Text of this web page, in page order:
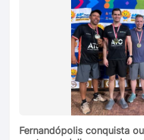
Fernandópolis conquista